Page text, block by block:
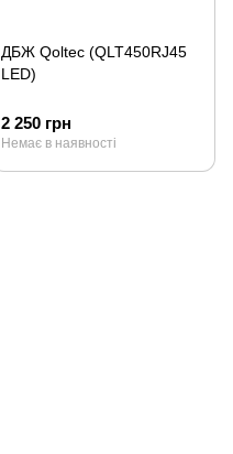
ДБЖ Qoltec (QLT450RJ45
LED)
2 250 грн
Немає в наявності